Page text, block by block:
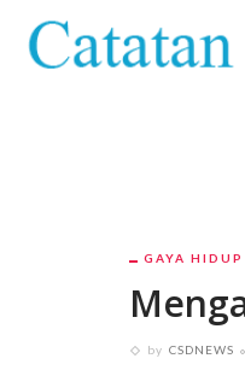
GAYA HIDUP
by CSDNEWS